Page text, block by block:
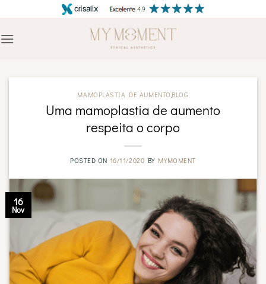
content
MAMOPLASTIA DE AUMENTO,BLOG
Uma mamoplastia de aumento
respeita o corpo
POSTED ON 16/11/2020 BY MYMOMENT
16
Nov